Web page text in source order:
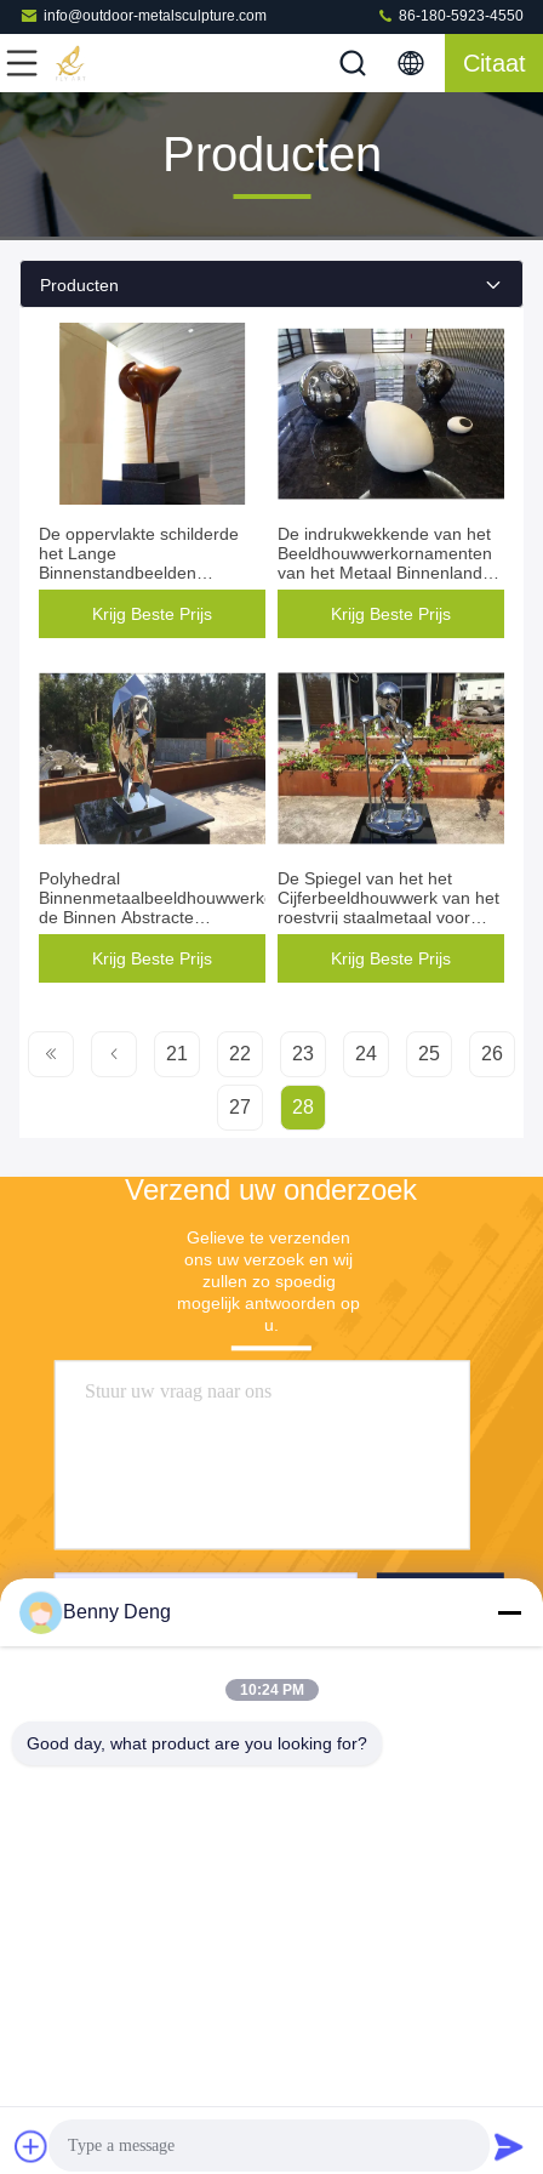
info@outdoor-metalsculpture.com 86-180-5923-4550
Citaat
Producten
Producten
De oppervlakte schilderde
het Lange
Binnenstandbeelden
Gegoten Brons Abstracte
Koper Eindigen
Krijg Beste Prijs
De indrukwekkende van het
Beeldhouwwerkornamenten
van het Metaal Binnenlandse
Ontwerp Abstracte Kunst
0.8m HoogteKrijg Beste Prijs
Polyhedral
Binnenmetaalbeeldhouwwerken,
de Binnen Abstracte
Beeldhouwwerken van de
MetaalkunstKrijg Beste Prijs
De Spiegel van het het
Cijferbeeldhouwwerk van het
roestvrij staalmetaal voor
Huisdecoratie die wordt
opgepoetstKrijg Beste Prijs
21 22 23 24 25 26
27 28
Verzend uw onderzoek
Gelieve te verzenden
ons uw verzoek en wij
zullen zo spoedig
mogelijk antwoorden op
u.
Benny Deng
10:24 PM
Good day, what product are you looking for?